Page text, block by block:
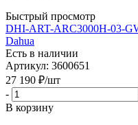
Быстрый просмотр
DHI-ART-ARC3000H-03-
Dahua
Есть в наличии
Артикул: 3600651
27 190 ₽/шт
-
В корзину